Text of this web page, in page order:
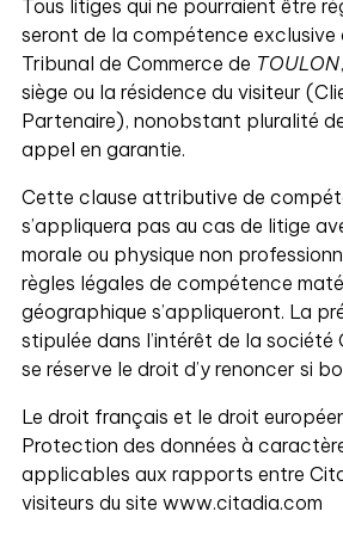
Tous litiges qui ne pourraient être
seront de la compétence exclusive
Tribunal de Commerce de TOULON
siège ou la résidence du visiteur
Partenaire), nonobstant pluralité
appel en garantie.
Cette clause attributive de
s’appliquera pas au cas de litige
morale ou physique non
règles légales de compétence
géographique s’appliqueront. La
stipulée dans l’intérêt de la société
se réserve le droit d’y renoncer si
Le droit français et le droit
Protection des données à
applicables aux rapports entre
visiteurs du site www.citadia.com